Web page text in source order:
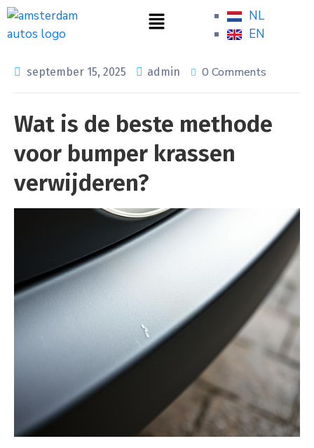
NL
EN
september 15, 2025 admin 0 Comments
Wat is de beste methode
voor bumper krassen
verwijderen?